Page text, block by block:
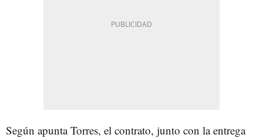
Según apunta Torres, el contrato, junto con la entrega